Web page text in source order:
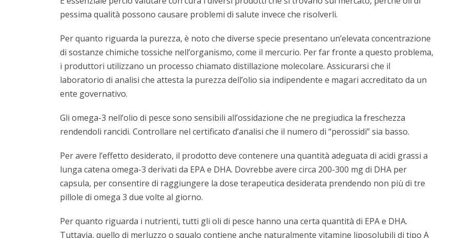
pessima qualità possono causare problemi di salute invece che risolverli.
Per quanto riguarda la purezza, è noto che diverse specie presentano un’elevata concentrazione
di sostanze chimiche tossiche nell’organismo, come il mercurio. Per far fronte a questo problema,
i produttori utilizzano un processo chiamato distillazione molecolare. Assicurarsi che il
laboratorio di analisi che attesta la purezza dell’olio sia indipendente e magari accreditato da un
ente governativo.
Gli omega-3 nell’olio di pesce sono sensibili all’ossidazione che ne pregiudica la freschezza
rendendoli rancidi. Controllare nel certificato d’analisi che il numero di “perossidi” sia basso.
Per avere l’effetto desiderato, il prodotto deve contenere una quantità adeguata di acidi grassi a
lunga catena omega-3 derivati da EPA e DHA. Dovrebbe avere circa 200-300 mg di DHA per
capsula, per consentire di raggiungere la dose terapeutica desiderata prendendo non più di tre
pillole di omega 3 due volte al giorno.
Per quanto riguarda i nutrienti, tutti gli oli di pesce hanno una certa quantità di EPA e DHA.
Tuttavia, quello di merluzzo o squalo contiene anche naturalmente vitamine liposolubili di tipo A